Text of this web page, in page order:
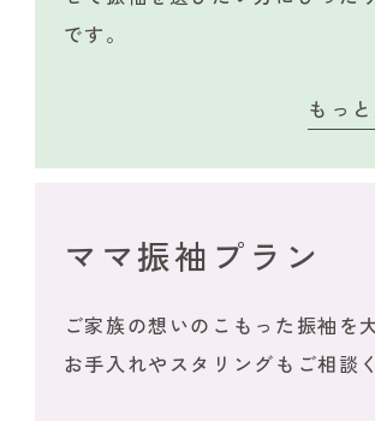
です。
もっ
ママ振袖プラン
ご家族の想いのこもった振袖を
お手入れやスタリングもご相談